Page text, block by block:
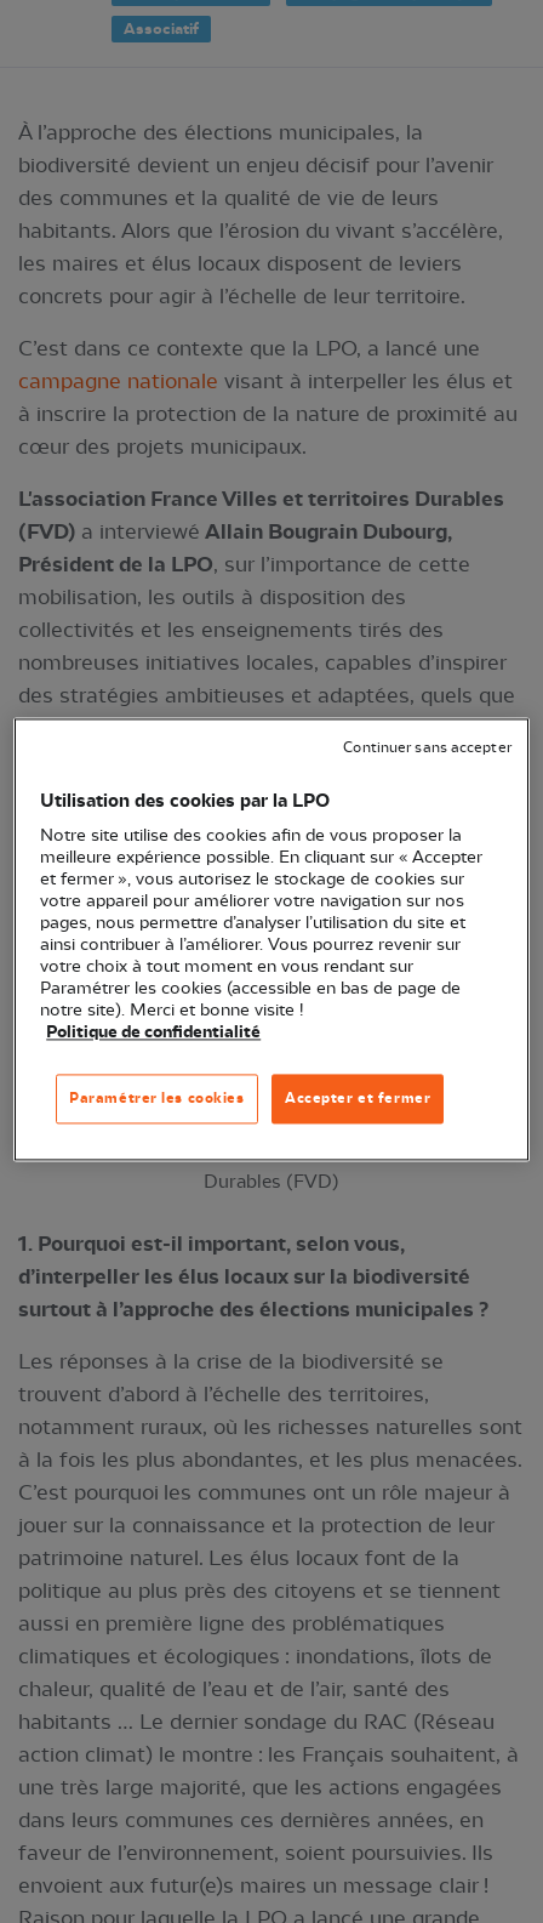
Associatif
À l’approche des élections municipales, la
biodiversité devient un enjeu décisif pour l’avenir
des communes et la qualité de vie de leurs
habitants. Alors que l’érosion du vivant s’accélère,
les maires et élus locaux disposent de leviers
concrets pour agir à l’échelle de leur territoire.
C’est dans ce contexte que la LPO, a lancé une
campagne nationale visant à interpeller les élus et
à inscrire la protection de la nature de proximité au
cœur des projets municipaux.
L'association France Villes et territoires Durables
(FVD) a interviewé Allain Bougrain Dubourg,
Président de la LPO, sur l’importance de cette
mobilisation, les outils à disposition des
collectivités et les enseignements tirés des
nombreuses initiatives locales, capables d’inspirer
des stratégies ambitieuses et adaptées, quels que
soient la taille ou les moyens des territoires.
Durables (FVD)
1. Pourquoi est-il important, selon vous,
d’interpeller les élus locaux sur la biodiversité
surtout à l’approche des élections municipales ?
Les réponses à la crise de la biodiversité se
trouvent d’abord à l’échelle des territoires,
notamment ruraux, où les richesses naturelles sont
à la fois les plus abondantes, et les plus menacées.
C’est pourquoi les communes ont un rôle majeur à
jouer sur la connaissance et la protection de leur
patrimoine naturel. Les élus locaux font de la
politique au plus près des citoyens et se tiennent
aussi en première ligne des problématiques
climatiques et écologiques : inondations, îlots de
chaleur, qualité de l’eau et de l’air, santé des
habitants … Le dernier sondage du RAC (Réseau
action climat) le montre : les Français souhaitent, à
une très large majorité, que les actions engagées
dans leurs communes ces dernières années, en
faveur de l’environnement, soient poursuivies. Ils
envoient aux futur(e)s maires un message clair !
Raison pour laquelle la LPO a lancé une grande
Utilisation des cookies par la LPO
Notre site utilise des cookies afin de vous proposer la
meilleure expérience possible. En cliquant sur « Accepter
et fermer », vous autorisez le stockage de cookies sur
votre appareil pour améliorer votre navigation sur nos
pages, nous permettre d’analyser l’utilisation du site et
ainsi contribuer à l’améliorer. Vous pourrez revenir sur
votre choix à tout moment en vous rendant sur
Paramétrer les cookies (accessible en bas de page de
notre site). Merci et bonne visite !
Politique de confidentialité
Accepter et fermer
Paramétrer les cookies
Continuer sans accepter